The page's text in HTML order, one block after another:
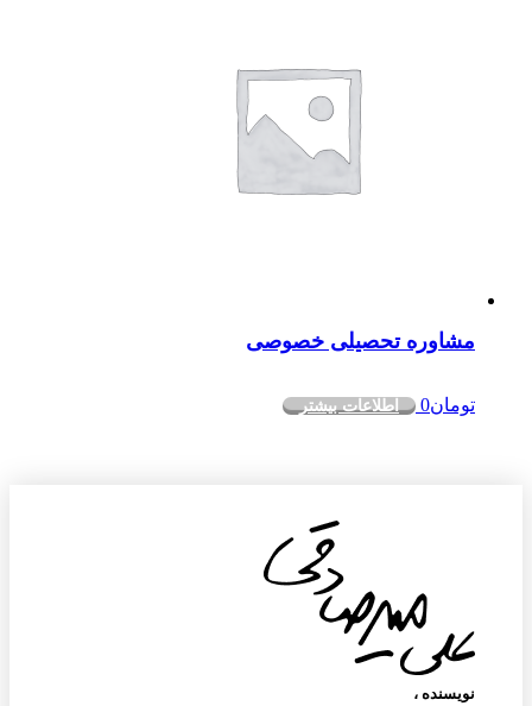
مشاوره تحصیلی خصوصی
تومان0 اطلاعات بیشتر
نویسنده‌ ،